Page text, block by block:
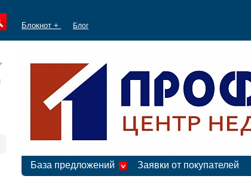
Блокнот + Блог
База предложений Заявки от покупателей